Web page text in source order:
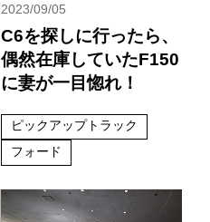
2023/09/05
C6を探しに行ったら、
偶然在庫していたF150
に妻が一目惚れ！
ピックアップトラック
フォード